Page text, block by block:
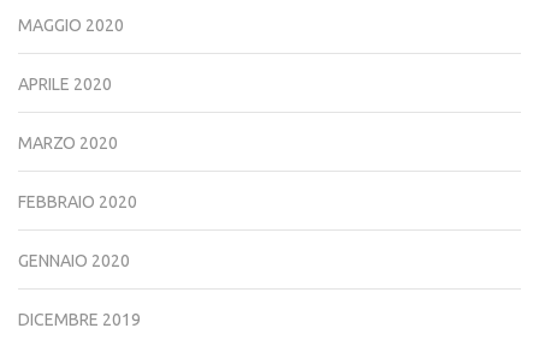
MAGGIO 2020
APRILE 2020
MARZO 2020
FEBBRAIO 2020
GENNAIO 2020
DICEMBRE 2019